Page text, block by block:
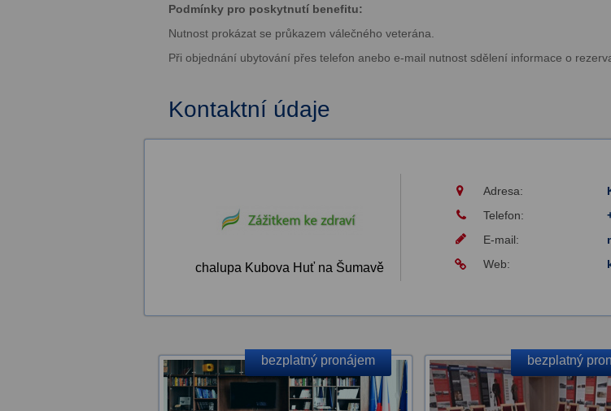
Podmínky pro poskytnutí benefitu:
Nutnost prokázat se průkazem válečného veterána.
Při objednání ubytování přes telefon anebo e-mail nutnost sdělení informace o
Kontaktní údaje
chalupa Kubova Huť na Šumavě
Adresa:
Telefon:
E-mail:
Web:
bezplatný pronájem bezplatný